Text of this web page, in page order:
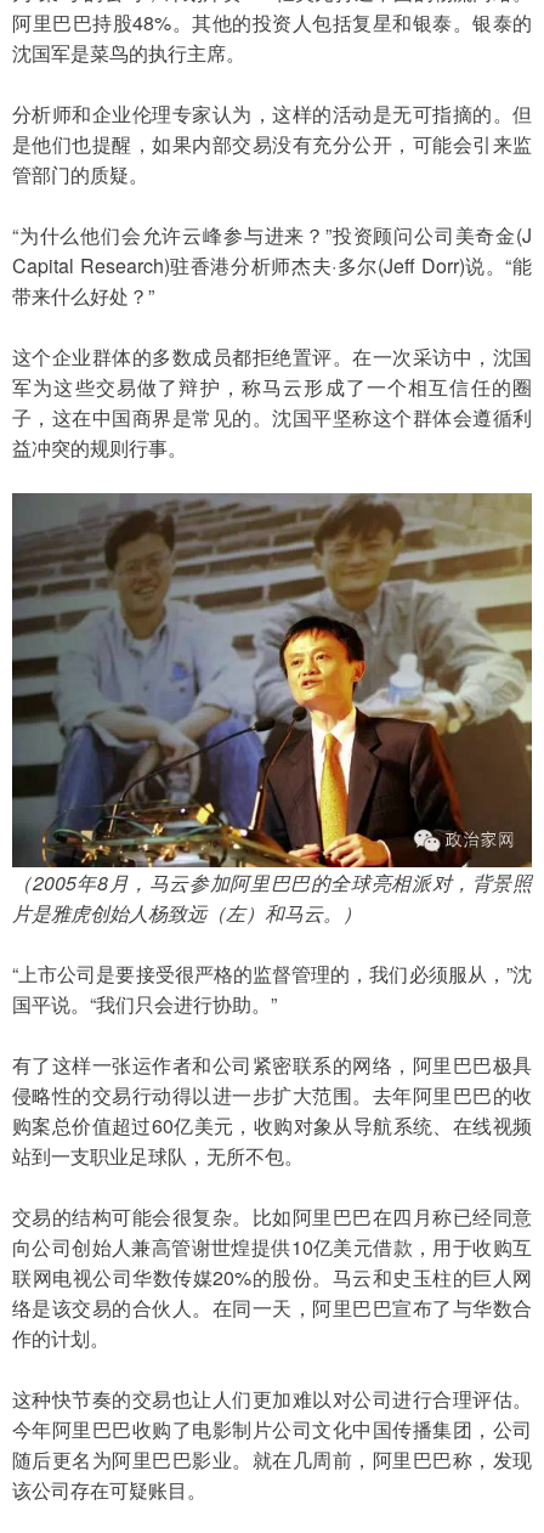
阿里巴巴持股48%。其他的投资人包括复星和银泰。银泰的
沈国军是菜鸟的执行主席。
分析师和企业伦理专家认为，这样的活动是无可指摘的。但
是他们也提醒，如果内部交易没有充分公开，可能会引来监
管部门的质疑。
“为什么他们会允许云峰参与进来？”投资顾问公司美奇金(J
Capital Research)驻香港分析师杰夫·多尔(Jeff Dorr)说。“能
带来什么好处？”
这个企业群体的多数成员都拒绝置评。在一次采访中，沈国
军为这些交易做了辩护，称马云形成了一个相互信任的圈
子，这在中国商界是常见的。沈国平坚称这个群体会遵循利
益冲突的规则行事。
（2005年8月，马云参加阿里巴巴的全球亮相派对，背景照
片是雅虎创始人杨致远（左）和马云。）
“上市公司是要接受很严格的监督管理的，我们必须服从，”沈
国平说。“我们只会进行协助。”
有了这样一张运作者和公司紧密联系的网络，阿里巴巴极具
侵略性的交易行动得以进一步扩大范围。去年阿里巴巴的收
购案总价值超过60亿美元，收购对象从导航系统、在线视频
站到一支职业足球队，无所不包。
交易的结构可能会很复杂。比如阿里巴巴在四月称已经同意
向公司创始人兼高管谢世煌提供10亿美元借款，用于收购互
联网电视公司华数传媒20%的股份。马云和史玉柱的巨人网
络是该交易的合伙人。在同一天，阿里巴巴宣布了与华数合
作的计划。
这种快节奏的交易也让人们更加难以对公司进行合理评估。
今年阿里巴巴收购了电影制片公司文化中国传播集团，公司
随后更名为阿里巴巴影业。就在几周前，阿里巴巴称，发现
该公司存在可疑账目。